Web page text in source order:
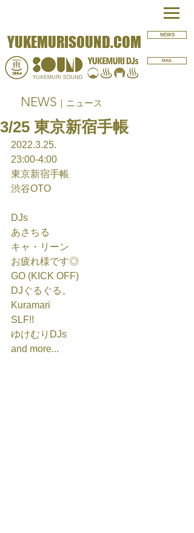
YUKEMURISOUND.COM NEWS
MAIL
NEWS ｜ニュース
3/25 東京新宿手帳
2022.3.25.
23:00-4:00
東京新宿手帳
渋谷OTO
DJs
あさちる
キャ・リーン
お疲れ様です◎
GO (KICK OFF)
DJぐるぐる。
Kuramari
SLF!!
ゆけむりDJs
and more...